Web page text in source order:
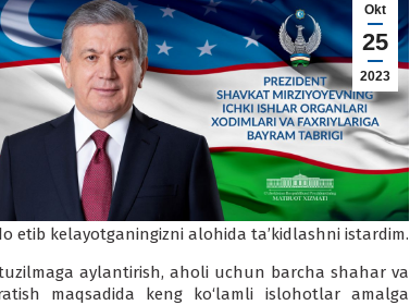
Okt
25
2023
etib kelayotganingizni alohida ta’kidlashni istardim.
aylantirish, aholi uchun barcha shahar va
maqsadida keng ko‘lamli islohotlar amalga